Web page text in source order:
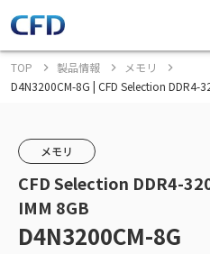
TOP 製品情報
メモリ
D4N3200CM-8G | CFD Selection DDR4-
メモリ
CFD Selection DDR4-
IMM 8GB
D4N3200CM-8G